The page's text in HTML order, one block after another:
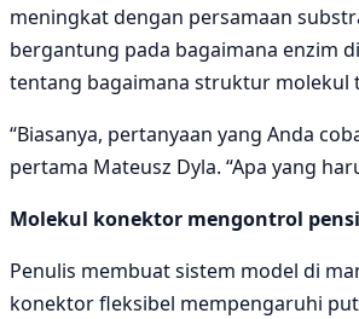
meningkat dengan persamaan
bergantung pada bagaimana enzim
tentang bagaimana struktur molekul
“Biasanya, pertanyaan yang Anda
pertama Mateusz Dyla. “Apa yang
Molekul konektor mengontrol
Penulis membuat sistem model di
konektor fleksibel mempengaruhi